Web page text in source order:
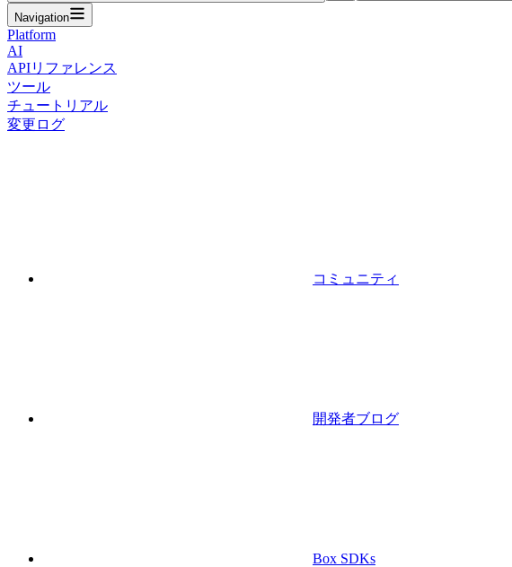
Navigation
Platform
AI
APIリファレンス
ツール
チュートリアル
変更ログ
コミュニティ
開発者ブログ
Box SDKs